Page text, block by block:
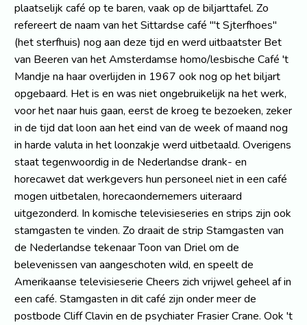
plaatselijk café op te baren, vaak op de biljarttafel. Zo
refereert de naam van het Sittardse café "'t Sjterfhoes"
(het sterfhuis) nog aan deze tijd en werd uitbaatster Bet
van Beeren van het Amsterdamse homo/lesbische Café 't
Mandje na haar overlijden in 1967 ook nog op het biljart
opgebaard. Het is en was niet ongebruikelijk na het werk,
voor het naar huis gaan, eerst de kroeg te bezoeken, zeker
in de tijd dat loon aan het eind van de week of maand nog
in harde valuta in het loonzakje werd uitbetaald. Overigens
staat tegenwoordig in de Nederlandse drank- en
horecawet dat werkgevers hun personeel niet in een café
mogen uitbetalen, horecaondernemers uiteraard
uitgezonderd. In komische televisieseries en strips zijn ook
stamgasten te vinden. Zo draait de strip Stamgasten van
de Nederlandse tekenaar Toon van Driel om de
belevenissen van aangeschoten wild, en speelt de
Amerikaanse televisieserie Cheers zich vrijwel geheel af in
een café. Stamgasten in dit café zijn onder meer de
postbode Cliff Clavin en de psychiater Frasier Crane. Ook 't